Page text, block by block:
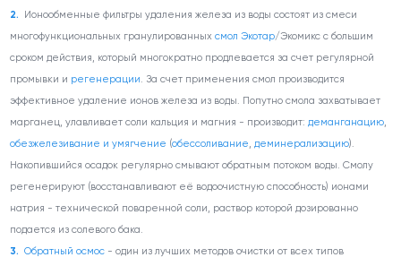
Ионообменные фильтры удаления железа из воды состоят из смеси
многофункциональных гранулированныхсмол Экотар/Экомикс с большим
сроком действия, который многократно продлевается за счет регулярной
промывки и регенерации. За счет применения смол производится
эффективное удаление ионов железа из воды. Попутно смола захватывает
марганец, улавливает соли кальция и магния - производит:деманганацию,
обезжелезивание и умягчение (обессоливание,деминерализацию).
Накопившийся осадок регулярно смывают обратным потоком воды. Смолу
регенерируют (восстанавливают её водоочистную способность) ионами
натрия - технической поваренной соли, раствор которой дозированно
подается из солевого бака.
Обратный осмос - один из лучших методов очистки от всех типов